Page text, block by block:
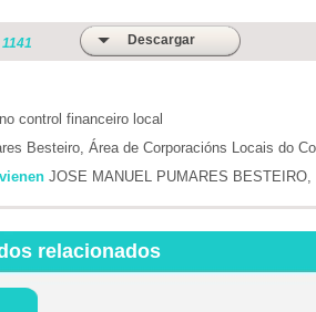
1141 Descargar
control financeiro local
Besteiro, Área de Corporacións Locais do
JOSE MANUEL PUMARES BESTEIRO,
relacionados